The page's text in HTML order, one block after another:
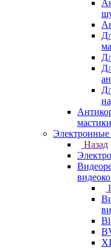
Электронные
Назад